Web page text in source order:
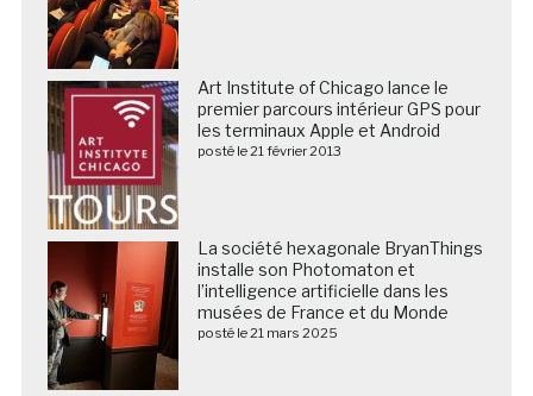
Art Institute of Chicago lance le
premier parcours intérieur GPS pour
les terminaux Apple et Android
posté le 21 février 2013
La société hexagonale BryanThings
installe son Photomaton et
l’intelligence artificielle dans les
musées de France et du Monde
posté le 21 mars 2025